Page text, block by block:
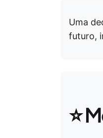
Uma
futuro,
⭐